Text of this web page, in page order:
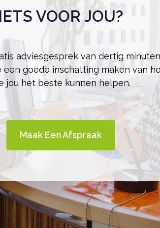
IETS VOOR JOU?
adviesgesprek van dertig minuten
een goede inschatting maken van
jou het beste kunnen helpen.
Maak Een Afspraak